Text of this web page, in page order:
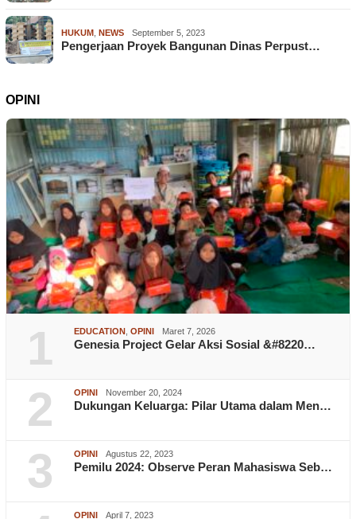
HUKUM NEWS September 5, 2023
Pengerjaan Proyek Bangunan Dinas Perpust…
OPINI
1 EDUCATION , OPINI Maret 7, 2026
Genesia Project Gelar Aksi Sosial &#8220…
2 OPINI November 20, 2024
Dukungan Keluarga: Pilar Utama dalam Men…
3 OPINI Agustus 22, 2023
Pemilu 2024: Observe Peran Mahasiswa Seb…
OPINI April 7, 2023